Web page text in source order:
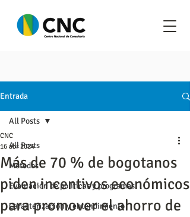
Entrada
All Posts
Metodos
Evaluación de políticas y programas
Caracterización y entendimiento
All Posts
Más de 70 % de bogotanos
piden incentivos económicos
para promover el ahorro de
CNC
16 abr 2024